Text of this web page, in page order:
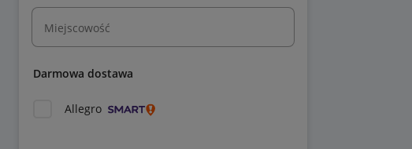
Miejscowość
Darmowa dostawa
Allegro